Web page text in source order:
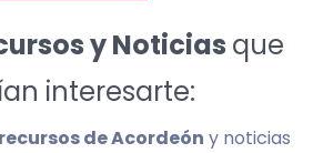
y Noticias que
interesarte:
recursos de Acordeón y noticias